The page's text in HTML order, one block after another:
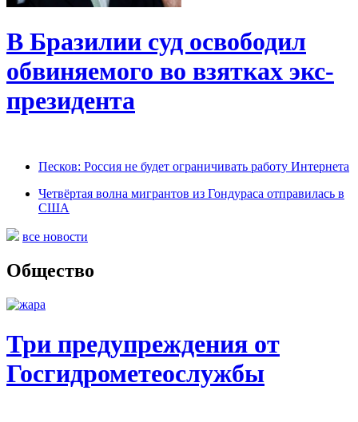
В Бразилии суд освободил
обвиняемого во взятках экс-
президента
Песков: Россия не будет ограничивать работу Интернета
Четвёртая волна мигрантов из Гондураса отправилась в
США
все новости
Общество
Три предупреждения от
Госгидрометеослужбы